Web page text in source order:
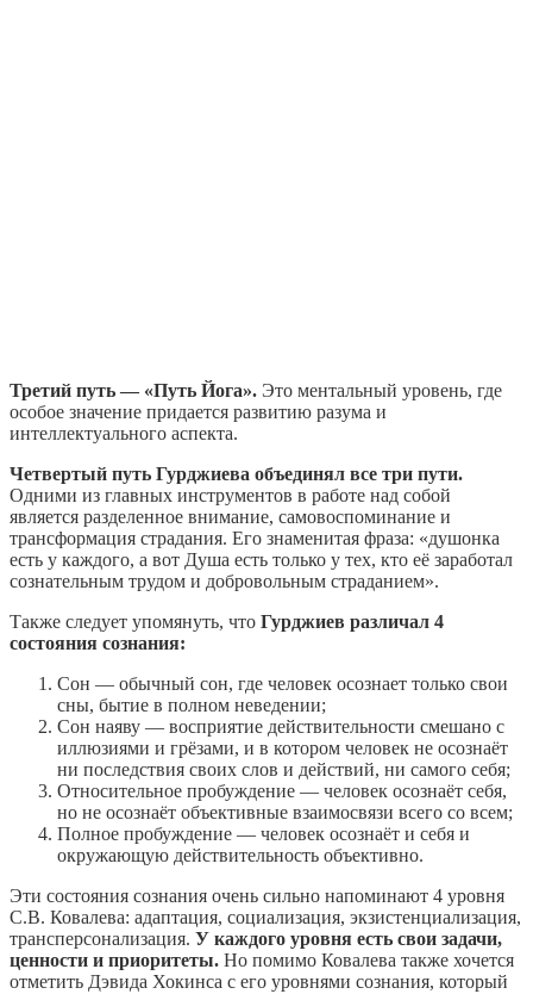
Третий путь — «Путь Йога». Это ментальный уровень, где
особое значение придается развитию разума и
интеллектуального аспекта.
Четвертый путь Гурджиева объединял все три пути.
Одними из главных инструментов в работе над собой
является разделенное внимание, самовоспоминание и
трансформация страдания. Его знаменитая фраза: «душонка
есть у каждого, а вот Душа есть только у тех, кто её заработал
сознательным трудом и добровольным страданием».
Также следует упомянуть, что Гурджиев различал 4
состояния сознания:
Сон — обычный сон, где человек осознает только свои
сны, бытие в полном неведении;
Сон наяву — восприятие действительности смешано с
иллюзиями и грёзами, и в котором человек не осознаёт
ни последствия своих слов и действий, ни самого себя;
Относительное пробуждение — человек осознаёт себя,
но не осознаёт объективные взаимосвязи всего со всем;
Полное пробуждение — человек осознаёт и себя и
окружающую действительность объективно.
Эти состояния сознания очень сильно напоминают 4 уровня
С.В. Ковалева: адаптация, социализация, экзистенциализация,
трансперсонализация. У каждого уровня есть свои задачи,
ценности и приоритеты. Но помимо Ковалева также хочется
отметить Дэвида Хокинса с его уровнями сознания, который